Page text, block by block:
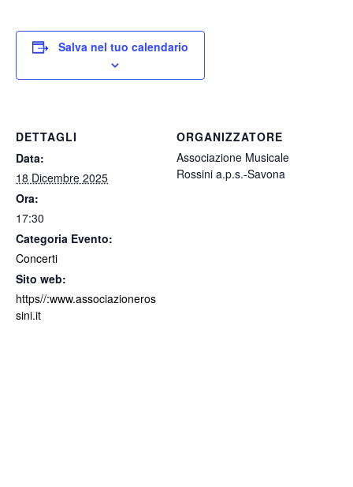
Salva nel tuo calendario
DETTAGLI
Data:
18 Dicembre 2025
Ora:
17:30
Categoria Evento:
Concerti
Sito web:
https//:www.associazioneros
sini.it
ORGANIZZATORE
Associazione Musicale
Rossini a.p.s.-Savona